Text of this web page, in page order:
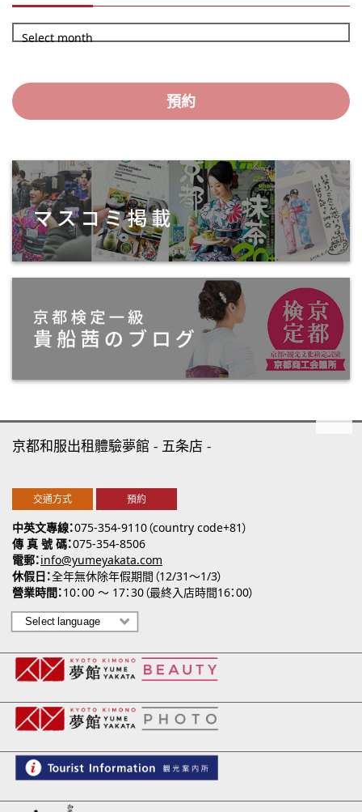
Select month
預約
中英文專線 075-354-9110（country code+81）
傳 真 號 碼 075-354-8506
電郵 info@yumeyakata.com
休假日 全年無休除年假期間（12/31～1/3）
營業時間 10：00 ～ 17：30（最終入店時間16：00）
京都和服出租體驗夢館 五条店
交通方式 預約